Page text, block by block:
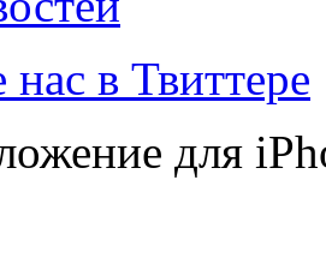
нас в Твиттере
для